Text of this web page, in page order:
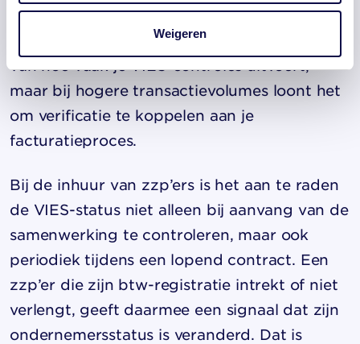
Weigeren
jaaraangifte is mogelijk bij een schuld onder
1.883 euro. Deze aangiftefrequentie staat los
van hoe vaak je VIES-controles uitvoert,
maar bij hogere transactievolumes loont het
om verificatie te koppelen aan je
facturatieproces.
Bij de inhuur van zzp’ers is het aan te raden
de VIES-status niet alleen bij aanvang van de
samenwerking te controleren, maar ook
periodiek tijdens een lopend contract. Een
zzp’er die zijn btw-registratie intrekt of niet
verlengt, geeft daarmee een signaal dat zijn
ondernemersstatus is veranderd. Dat is